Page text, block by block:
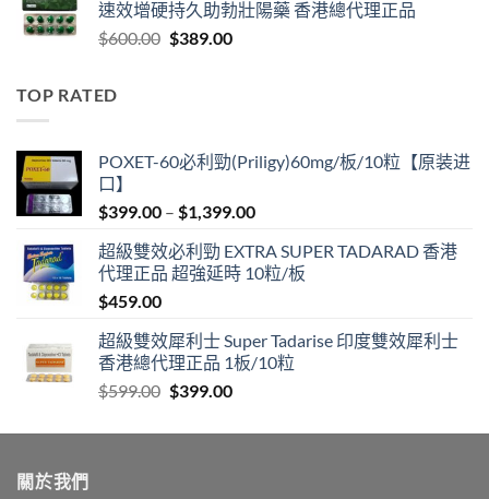
through
速效增硬持久助勃壯陽藥 香港總代理正品
$600.00 Original
$389.00Current
TOP RATED
POXET-60必利勁(Priligy)60mg/板/10粒【原装进
口】
$399.00 – $1,399.00Price
$399.00
through
超級雙效必利勁 EXTRA SUPER TADARAD 香港
代理正品 超強延時 10粒/板
$459.00
超級雙效犀利士 Super Tadarise 印度雙效犀利士
香港總代理正品 1板/10粒
$599.00 Original
was:
$399.00Current
is:
關於我們